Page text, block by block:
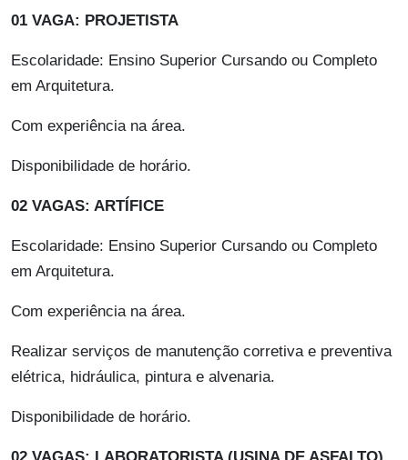
01 VAGA: PROJETISTA
Escolaridade: Ensino Superior Cursando ou Completo
em Arquitetura.
Com experiência na área.
Disponibilidade de horário.
02 VAGAS: ARTÍFICE
Escolaridade: Ensino Superior Cursando ou Completo
em Arquitetura.
Com experiência na área.
Realizar serviços de manutenção corretiva e preventiva
elétrica, hidráulica, pintura e alvenaria.
Disponibilidade de horário.